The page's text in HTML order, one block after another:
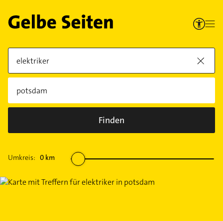
Finden
Umkreis: 0 km